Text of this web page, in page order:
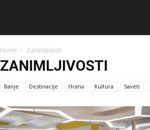
Home Zanimljivosti
ZANIMLJIVOSTI
Banje Destinacije Hrana Kultura Saveti